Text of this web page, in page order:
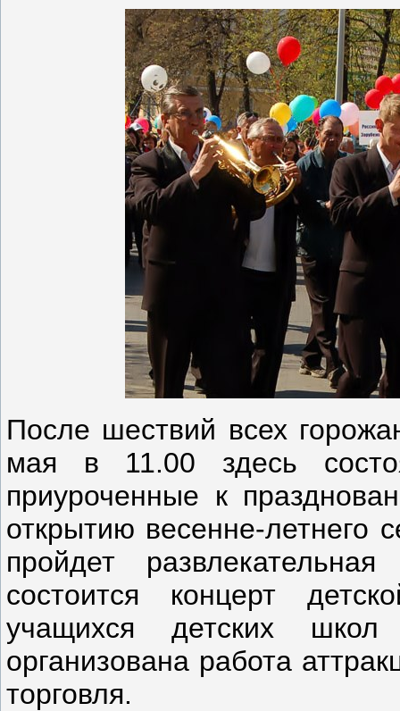
После шествий всех
мая в 11.00 здесь
приуроченные к
открытию весенне-летнего
пройдет
состоится концерт
учащихся детских
организована работа
торговля.